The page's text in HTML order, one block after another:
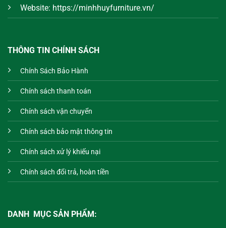
Website: https://minhhuyfurniture.vn/
THÔNG TIN CHÍNH SÁCH
Chính Sách Bảo Hành
Chính sách thanh toán
Chính sách vận chuyển
Chính sách bảo mật thông tin
Chính sách xử lý khiếu nại
Chính sách đổi trả, hoàn tiền
DANH MỤC SẢN PHẨM: